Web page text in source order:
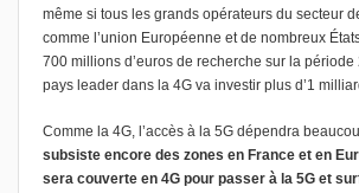
même si tous les grands opérateurs du secteur
comme l’union Européenne et de nombreux
700 millions d’euros de recherche sur la
pays leader dans la 4G va investir plus d’1
Comme la 4G, l’accès à la 5G dépendra
subsiste encore des zones en France et en
sera couverte en 4G pour passer à la 5G et